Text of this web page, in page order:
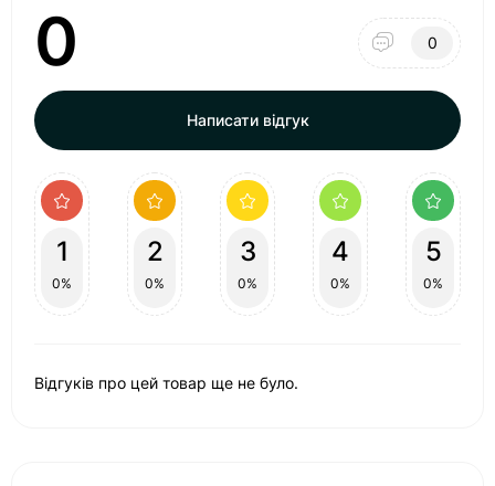
0 0
Написати відгук
1
0%
2
0%
3
0%
4
0%
5
0%
Відгуків про цей товар ще не було.